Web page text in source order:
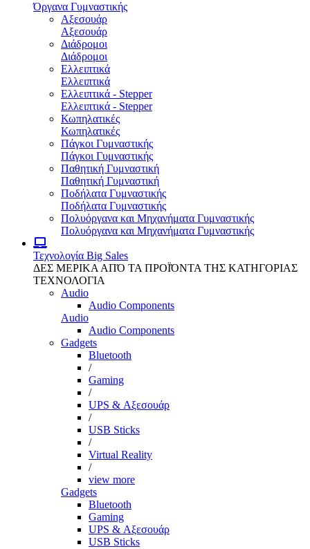
Όργανα Γυμναστικής
Αξεσουάρ
Αξεσουάρ
Διάδρομοι
Διάδρομοι
Ελλειπτικά
Ελλειπτικά
Ελλειπτικά - Stepper
Ελλειπτικά - Stepper
Κωπηλατικές
Κωπηλατικές
Πάγκοι Γυμναστικής
Πάγκοι Γυμναστικής
Παθητική Γυμναστική
Παθητική Γυμναστική
Ποδήλατα Γυμναστικής
Ποδήλατα Γυμναστικής
Πολυόργανα και Μηχανήματα Γυμναστικής
Πολυόργανα και Μηχανήματα Γυμναστικής
Τεχνολογία Big Sales
ΔΕΣ ΜΕΡΙΚΑ ΑΠΌ ΤΑ ΠΡΟΪΌΝΤΑ ΤΗΣ ΚΑΤΗΓΟΡΙΑΣ
ΤΕΧΝΟΛΟΓΙΑ
Audio
Audio Components
Audio
Audio Components
Gadgets
Bluetooth
/
Gaming
/
UPS & Αξεσουάρ
/
USB Sticks
/
Virtual Reality
/
view more
Gadgets
Bluetooth
Gaming
UPS & Αξεσουάρ
USB Sticks